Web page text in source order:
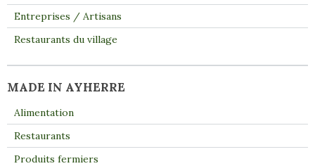
Entreprises / Artisans
Restaurants du village
MADE IN AYHERRE
Alimentation
Restaurants
Produits fermiers